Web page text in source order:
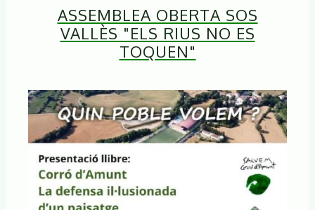
ASSEMBLEA OBERTA SOS
VALLÈS "ELS RIUS NO ES
TOQUEN"